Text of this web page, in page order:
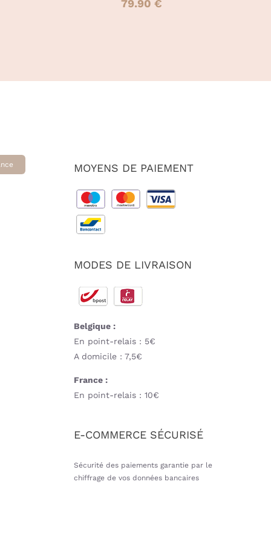
79.90 €
MOYENS DE PAIEMENT
MODES DE LIVRAISON
Belgique :
En point-relais : 5€
A domicile : 7,5€
France :
En point-relais : 10€
E-COMMERCE SÉCURISÉ
Sécurité des paiements garantie par le
chiffrage de vos données bancaires